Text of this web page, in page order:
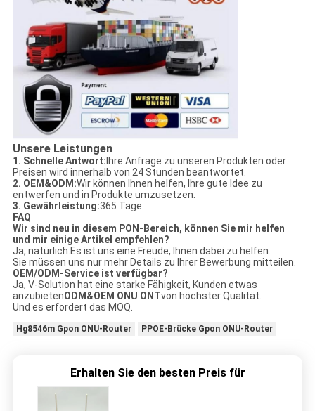
Unsere Leistungen
1. Schnelle Antwort: Ihre Anfrage zu unseren Produkten oder
Preisen wird innerhalb von 24 Stunden beantwortet.
2. OEM&ODM:Wir können Ihnen helfen, Ihre gute Idee zu
entwerfen und in Produkte umzusetzen.
3. Gewährleistung:365 Tage
FAQ
Wir sind neu in diesem PON-Bereich, können Sie mir helfen
und mir einige Artikel empfehlen?
Ja, natürlich.Es ist uns eine Freude, Ihnen dabei zu helfen.
Sie müssen uns nur mehr Details zu Ihrer Bewerbung mitteilen.
OEM/ODM-Service ist verfügbar?
Ja, V-Solution hat eine starke Fähigkeit, Kunden etwas
anzubietenODM&OEM ONU ONTvon höchster Qualität.
Und es erfordert das MOQ.
Hg8546m Gpon ONU-Router PPOE-Brücke Gpon ONU-Router
Erhalten Sie den besten Preis für